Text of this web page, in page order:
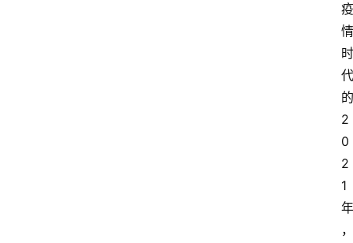
疫
情
时
代
的
2
0
2
1
年
，